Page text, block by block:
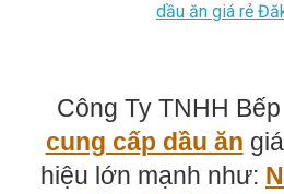
dầu ăn giá rẻ
Công Ty TNHH
cung cấp dầu ăn
hiệu lớn mạnh như: